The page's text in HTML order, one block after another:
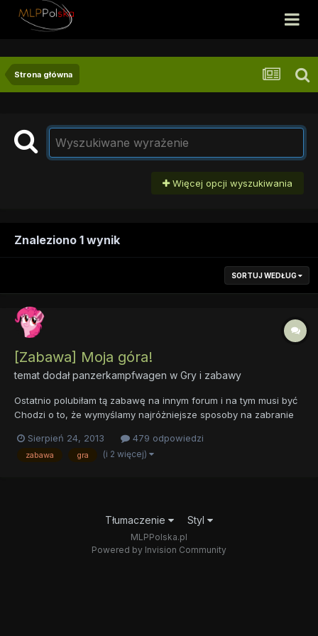
Strona główna
Więcej opcji wyszukiwania
Znaleziono 1 wynik
SORTUJ WEDŁUG
[Zabawa] Moja góra!
temat dodałpanzerkampfwagen w Gry i zabawy
Ostatnio polubiłam tą zabawę na innym forum i na tym musi być
Chodzi o to, że wymyślamy najróżniejsze sposoby na zabranie
spadasz. MOJA GÓRA!" albo "Spycham cię spycharką. MOJA
GÓRA! Dobra, więc zaczynam: Wychodzę na górę na któr...
Sierpień 24, 2013 479 odpowiedzi
zabawa gra (i 2 więcej)
Tłumaczenie Styl
MLPPolska.pl
Powered by Invision Community